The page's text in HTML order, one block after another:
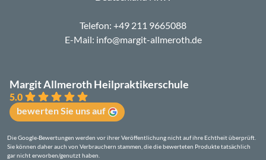
Margit Allmeroth Heilpraktikerschule
5.0
bewerten Sie uns auf
Die Google-Bewertungen werden vor ihrer Veröffentlichung nicht auf ihre Echtheit überprüft.
Sie können daher auch von Verbrauchern stammen, die die bewerteten Produkte tatsächlich
gar nicht erworben/genutzt haben.
Telefon: +49 211 9665088
E-Mail: info@margit-allmeroth.de